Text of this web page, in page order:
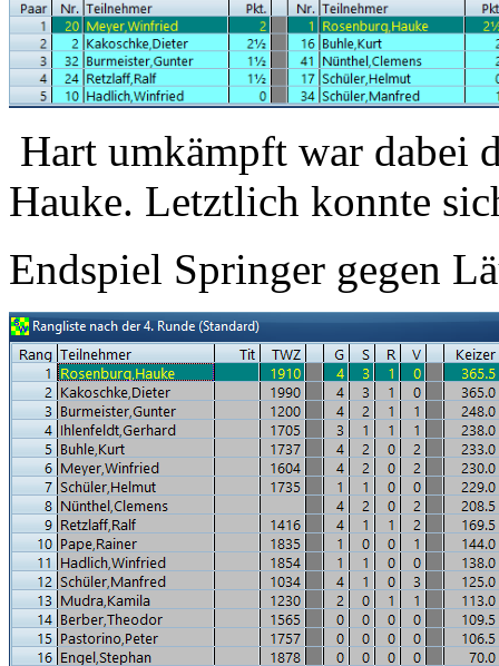
Hart umkämpft war dabei
Hauke. Letztlich konnte
Endspiel Springer gegen